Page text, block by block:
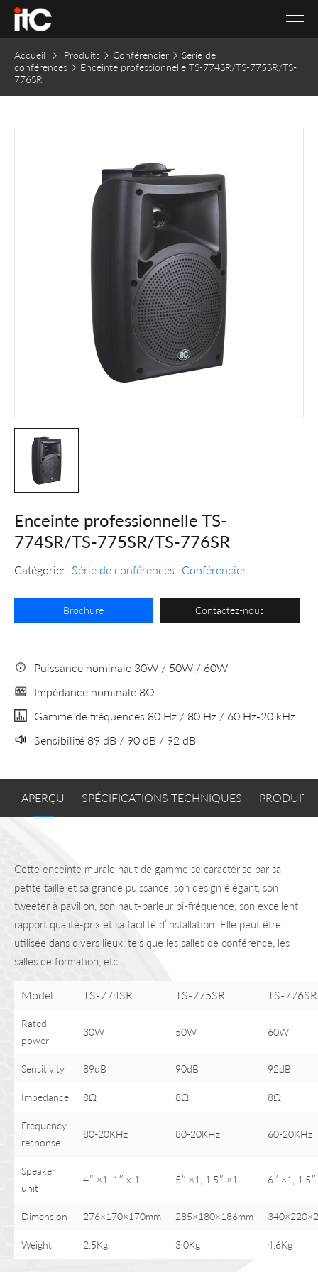
Accueil Produits Conférencier
Série de
conférences
Enceinte professionnelle TS-774SR/TS-775SR/TS-
776SR
Enceinte professionnelle TS-
774SR/TS-775SR/TS-776SR
Catégorie: Série de conférences Conférencier
Brochure Contactez-nous
Puissance nominale 30W / 50W / 60W
Impédance nominale 8Ω
Gamme de fréquences 80 Hz / 80 Hz / 60 Hz-20 kHz
Sensibilité 89 dB / 90 dB / 92 dB
APERÇU SPÉCIFICATIONS TECHNIQUES
Cette enceinte murale haut de gamme se caractérise par sa
petite taille et sa grande puissance, son design élégant, son
tweeter à pavillon, son haut-parleur bi-fréquence, son excellent
rapport qualité-prix et sa facilité d’installation. Elle peut être
utilisée dans divers lieux, tels que les salles de conférence, les
salles de formation, etc.
Model TS-774SR TS-775SR TS-776SR
Rated
power
30W 50W 60W
Sensitivity 89dB 90dB 92dB
Impedance 8Ω 8Ω 8Ω
Frequency
response
80-20KHz 80-20KHz 60-20KHz
Speaker
unit
4″ ×1, 1″ x 1 5″ ×1, 1.5″ ×1 6″ ×1,
Dimension 276×170×170mm 285×180×186mm
Weight 2.5Kg 3.0Kg 4.6Kg